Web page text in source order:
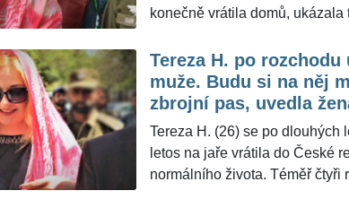
konečně vrátila domů, ukázala
atraktivní dívka nemá problém
ŽivotvČesku.cz řekla již dříve
snem bylo stát se modelkou,
Tereza H. po rozchodu
muže. Budu si na něj
zbrojní pas, uvedla
roky ve vězení v
Tereza H. (26) se po dlouhých
letos na jaře vrátila do České
normálního života. Téměř čtyři